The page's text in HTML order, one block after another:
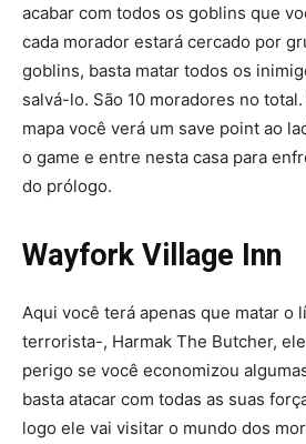
acabar com todos os goblins que
cada morador estará cercado por
goblins, basta matar todos os
salvá-lo. São 10 moradores no
mapa você verá um save point ao
o game e entre nesta casa para
do prólogo.
Wayfork Village Inn
Aqui você terá apenas que matar o
terrorista-, Harmak The Butcher,
perigo se você economizou
basta atacar com todas as suas
logo ele vai visitar o mundo dos